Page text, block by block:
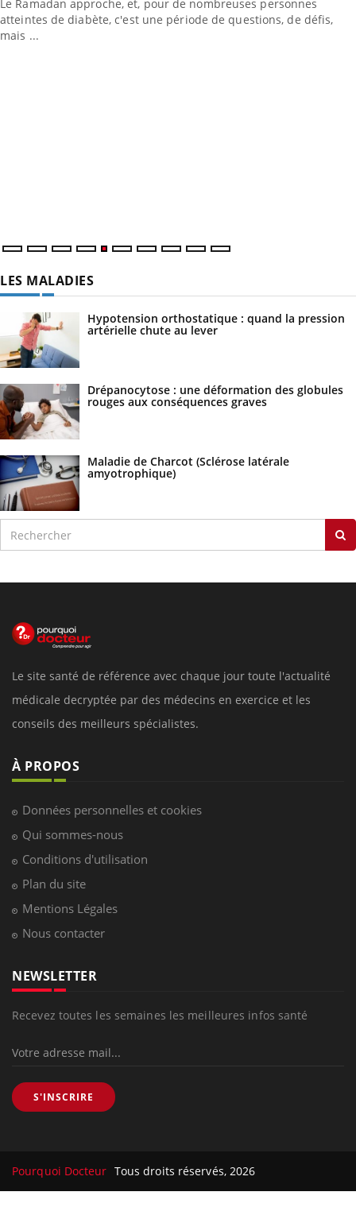
Le Ramadan approche, et, pour de nombreuses personnes
atteintes de diabète, c'est une période de questions, de défis,
mais ...
LES MALADIES
Hypotension orthostatique : quand la pression
artérielle chute au lever
Drépanocytose : une déformation des globules
rouges aux conséquences graves
Maladie de Charcot (Sclérose latérale
amyotrophique)
Le site santé de référence avec chaque jour toute l'actualité
médicale decryptée par des médecins en exercice et les
conseils des meilleurs spécialistes.
À PROPOS
Données personnelles et cookies
Qui sommes-nous
Conditions d'utilisation
Plan du site
Mentions Légales
Nous contacter
NEWSLETTER
Recevez toutes les semaines les meilleures infos santé
S'INSCRIRE
Pourquoi Docteur Tous droits réservés, 2026